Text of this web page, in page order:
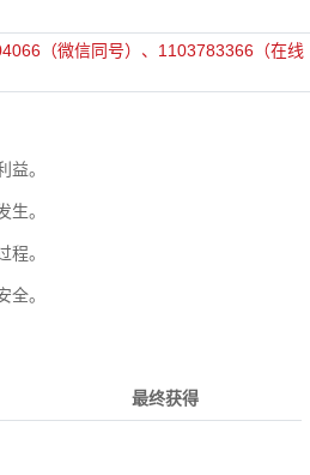
（微信同号）、1103783366（在线
。
。
。
。
最终获得